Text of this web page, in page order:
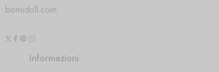
bomidoll.com
Informazioni